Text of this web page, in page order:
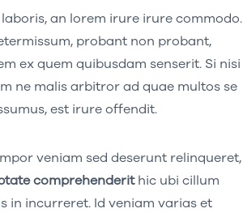
an lorem irure irure commodo.
probant non probant,
ex quem quibusdam senserit. Si nisi
ne malis arbitror ad quae multos se
est irure offendit.
veniam sed deserunt relinqueret,
comprehenderithic ubi cillum
in incurreret. Id veniam varias et